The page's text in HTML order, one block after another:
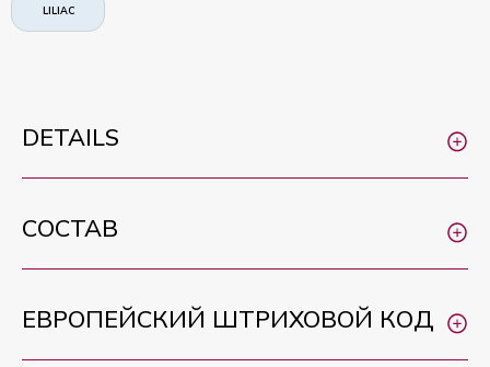
LILIAC
DETAILS
СОСТАВ
ЕВРОПЕЙСКИЙ ШТРИХОВОЙ КОД